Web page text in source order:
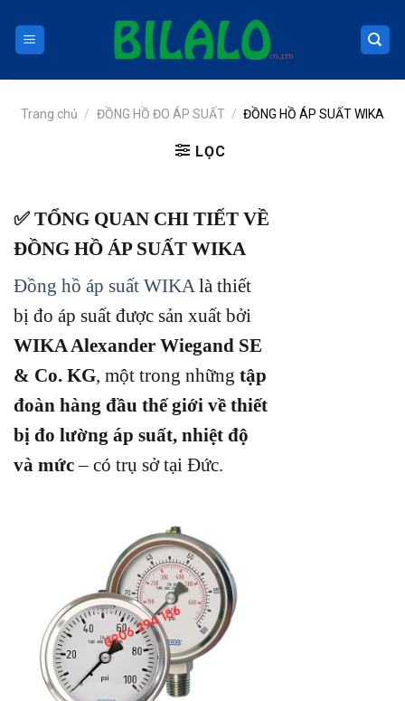
content
Trang chủ / ĐỒNG HỒ ĐO ÁP SUẤT / ĐỒNG HỒ ÁP SUẤT WIKA
LỌC
✅ TỔNG QUAN CHI TIẾT VỀ
ĐỒNG HỒ ÁP SUẤT WIKA
Đồng hồ áp suất WIKA là thiết
bị đo áp suất được sản xuất bởi
WIKA Alexander Wiegand SE
& Co. KG, một trong những tập
đoàn hàng đầu thế giới về thiết
bị đo lường áp suất, nhiệt độ
và mức– có trụ sở tại Đức.